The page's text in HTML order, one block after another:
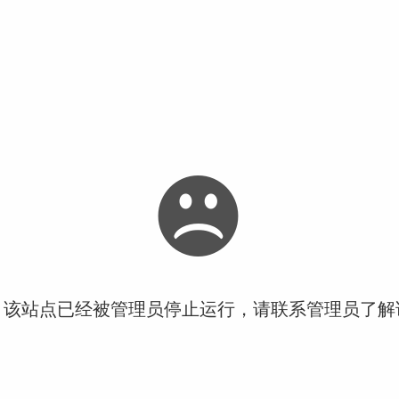
站点已经被管理员停止运行，请联系管理员了